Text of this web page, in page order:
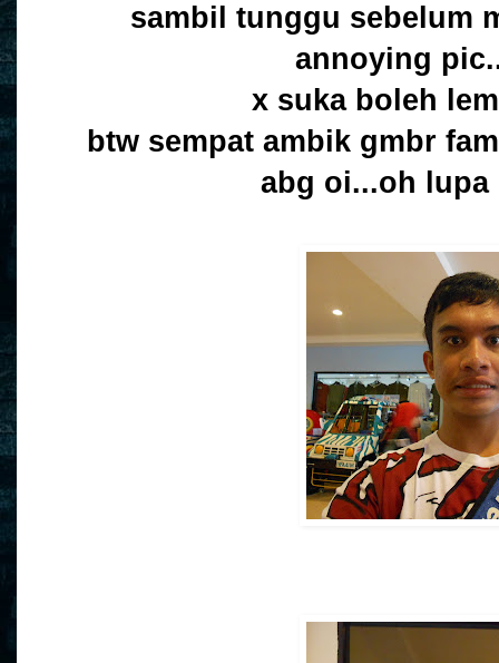
sambil tunggu sebelum
annoying
x suka boleh
btw sempat ambik gmbr
abg oi...oh lupa